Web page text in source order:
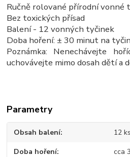
Ručně rolované přírodní vonné
Bez toxických přísad
Balení - 12 vonných tyčinek
Doba hoření: ± 30 minut na
Poznámka: Nenechávejte
uchovávejte mimo dosah dětí a
Parametry
Obsah balení 12 ks
Doba hoření cca